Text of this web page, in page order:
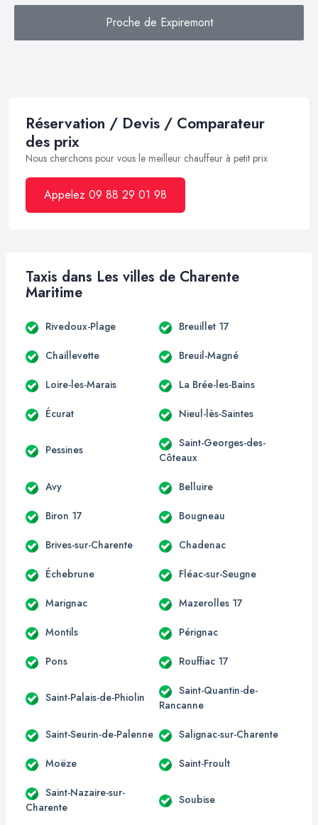
Proche de Expiremont
Réservation / Devis / Comparateur
des prix
Nous cherchons pour vous le meilleur chauffeur à petit prix
Appelez 09 88 29 01 98
Taxis dans Les villes de Charente
Maritime
Rivedoux-Plage Breuillet 17
Chaillevette Breuil-Magné
Loire-les-Marais La Brée-les-Bains
Écurat Nieul-lès-Saintes
Pessines
Saint-Georges-des-
Côteaux
Avy Belluire
Biron 17 Bougneau
Brives-sur-Charente Chadenac
Échebrune Fléac-sur-Seugne
Marignac Mazerolles 17
Montils Pérignac
Pons Rouffiac 17
Saint-Palais-de-Phiolin
Saint-Quantin-de-
Rancanne
Saint-Seurin-de-Palenne Salignac-sur-Charente
Moëze Saint-Froult
Saint-Nazaire-sur-
Charente
Soubise